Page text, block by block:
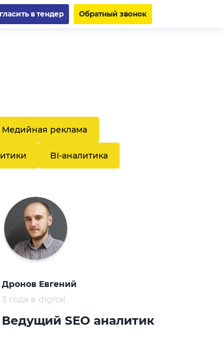
в тендер Обратный звонок
Медийная реклама
BI-аналитика
Дронов Евгений
3 года в digital
Ведущий SEO аналитик